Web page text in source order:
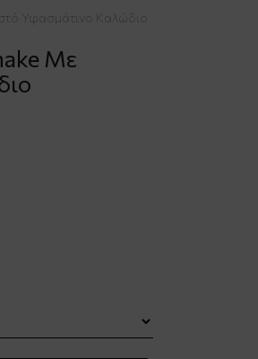
Υφασμάτινο Καλώδιο
Με